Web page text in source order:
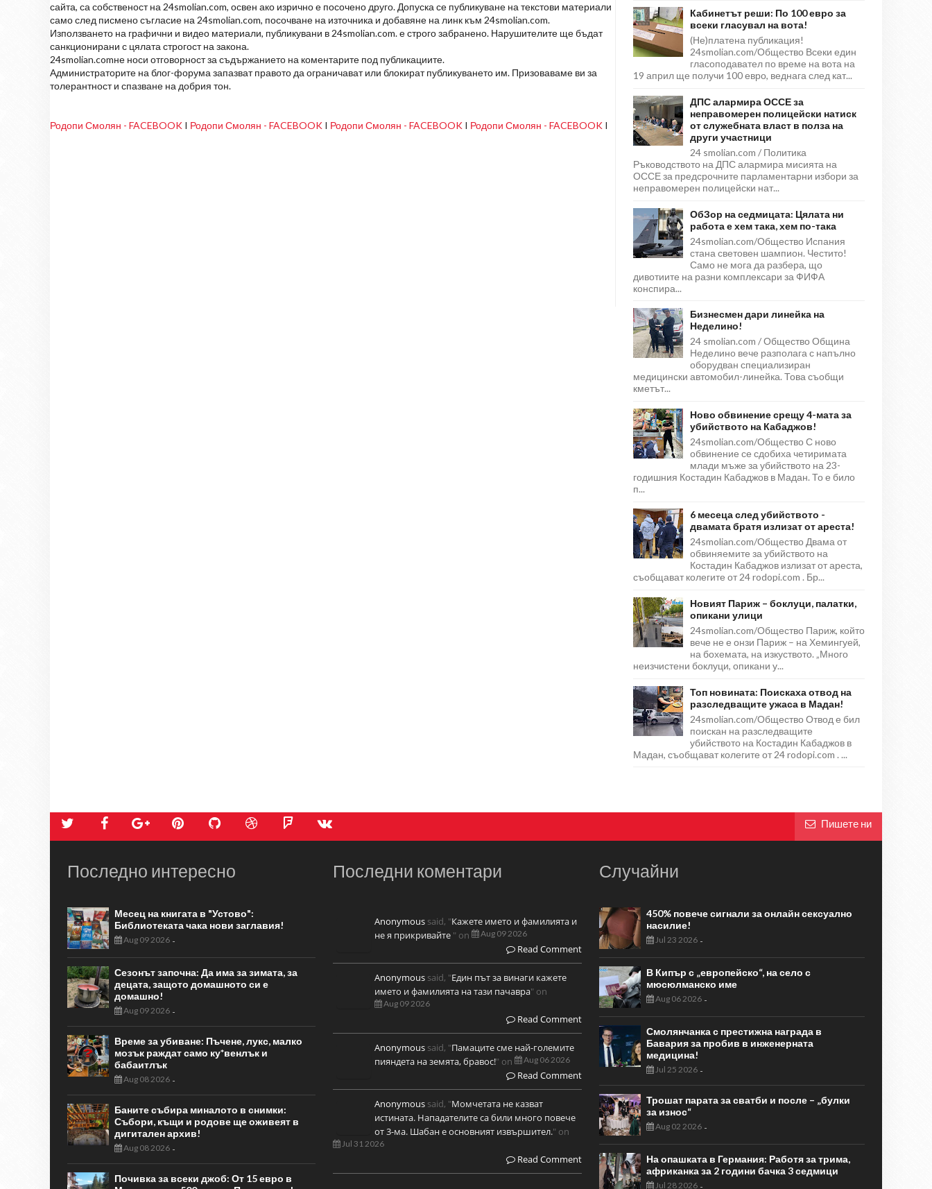
сайта, са собственост на 24smolian.com, освен ако изрично е посочено друго. Допуска се публикуване на текстови материали
само след писмено съгласие на 24smolian.com, посочване на източника и добавяне на линк към 24smolian.com.
Използването на графични и видео материали, публикувани в 24smolian.com. е строго забранено. Нарушителите ще бъдат
санкционирани с цялата строгост на закона.
24smolian.comне носи отговорност за съдържанието на коментарите под публикациите.
Администраторите на блог-форума запазват правото да ограничават или блокират публикуването им. Призоваваме ви за
толерантност и спазване на добрия тон.
Родопи Смолян - FACEBOOK I Родопи Смолян - FACEBOOK I Родопи Смолян - FACEBOOK I Родопи Смолян - FACEBOOK I
Кабинетът реши: По 100 евро за
всеки гласувал на вота!
(Не)платена публикация!
24smolian.com/Общество Всеки един
гласоподавател по време на вота на
19 април ще получи 100 евро, веднага след кат...
ДПС алармира ОССЕ за
неправомерен полицейски натиск
от служебната власт в полза на
други участници
24 smolian.com / Политика
Ръководството на ДПС алармира мисията на
ОССЕ за предсрочните парламентарни избори за
неправомерен полицейски нат...
ОбЗор на седмицата: Цялата ни
работа е хем така, хем по-така
24smolian.com/Общество Испания
стана световен шампион. Честито!
Само не мога да разбера, що
дивотиите на разни комплексари за ФИФА
конспира...
Бизнесмен дари линейка на
Неделино!
24 smolian.com / Общество Община
Неделино вече разполага с напълно
оборудван специализиран
медицински автомобил-линейка. Това съобщи
кметът...
Ново обвинение срещу 4-мата за
убийството на Кабаджов!
24smolian.com/Общество С ново
обвинение се сдобиха четиримата
млади мъже за убийството на 23-
годишния Костадин Кабаджов в Мадан. То е било
п...
6 месеца след убийството -
двамата братя излизат от ареста!
24smolian.com/Общество Двама от
обвиняемите за убийството на
Костадин Кабаджов излизат от ареста,
съобщават колегите от 24 rodopi.com . Бр...
Новият Париж – боклуци, палатки,
опикани улици
24smolian.com/Общество Париж, който
вече не е онзи Париж – на Хемингуей,
на бохемата, на изкуството. „Много
неизчистени боклуци, опикани у...
Топ новината: Поискаха отвод на
разследващите ужаса в Мадан!
24smolian.com/Общество Отвод е бил
поискан на разследващите
убийството на Костадин Кабаджов в
Мадан, съобщават колегите от 24 rodopi.com . ...
Пишете ни
Последно интересно
Месец на книгата в "Устово":
Библиотеката чака нови заглавия!
Aug 09 2026 -
Сезонът започна: Да има за зимата, за
децата, защото домашното си е
домашно!
Aug 09 2026 -
Време за убиване: Пъчене, лукс, малко
мозък раждат само ку*венлък и
бабаитлък
Aug 08 2026 -
Баните събира миналото в снимки:
Събори, къщи и родове ще оживеят в
дигитален архив!
Aug 08 2026 -
Почивка за всеки джоб: От 15 евро в
Последни коментари
Anonymous said, "Кажете името и фамилията и
не я прикривайте " on Aug 09 2026
Read Comment
Anonymous said, "Един път за винаги кажете
името и фамилията на тази пачавра" on
Aug 09 2026
Read Comment
Anonymous said, "Памаците сме най-големите
пияндета на земята, бравос!" on Aug 06 2026
Read Comment
Anonymous said, "Момчетата не казват
истината. Нападателите са били много повече
от 3-ма. Шабан е основният извършител." on
Jul 31 2026
Read Comment
Случайни
450% повече сигнали за онлайн сексуално
насилие!
Jul 23 2026-
В Кипър с „европейско“, на село с
мюсюлманско име
Aug 06 2026-
Смолянчанка с престижна награда в
Бавария за пробив в инженерната
медицина!
Jul 25 2026-
Трошат парата за сватби и после – „булки
за износ“
Aug 02 2026-
На опашката в Германия: Работя за трима,
африканка за 2 години бачка 3 седмици
Jul 28 2026